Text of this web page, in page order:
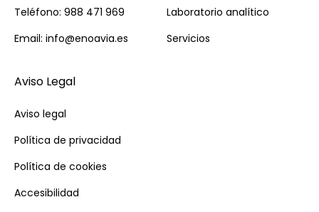
Teléfono: 988 471 969
Email: info@enoavia.es
Laboratorio analítico
Servicios
Aviso Legal
Aviso legal
Política de privacidad
Política de cookies
Accesibilidad